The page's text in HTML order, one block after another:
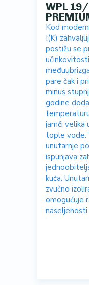
WPL
Kod
I(K)
postižu se
pare čak i
minus
godine
jamči velika
tople vode.
unutarnje
ispunjava
kuća.
zvučno
omogućuje
naseljenosti.